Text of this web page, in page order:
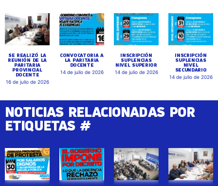
SE REALIZÓ LA
REUNIÓN DE LA
PARITARIA
PROVINCIAL
DOCENTE
16 de julio de 2026
CONVOCATORIA A
LA PARITARIA
DOCENTE
14 de julio de 2026
INSCRIPCIÓN
SUPLENCIAS
NIVEL SUPERIOR
14 de julio de 2026
INSCRIPCIÓN
SUPLENCIAS
NIVEL
SECUNDARIO
14 de julio de 2026
NOTICIAS RELACIONADAS POR
ETIQUETAS #